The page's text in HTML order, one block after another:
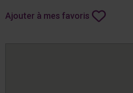
Ajouter à mes favoris